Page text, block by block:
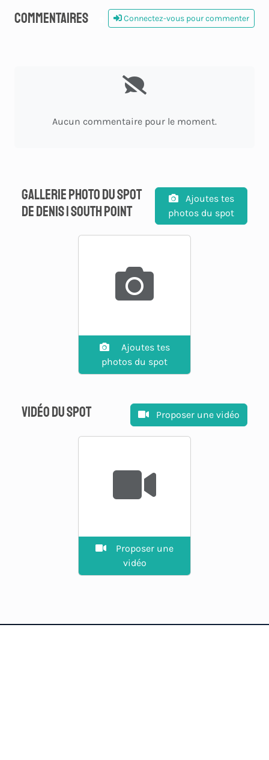
Commentaires Connectez-vous pour commenter
Aucun commentaire pour le moment.
Gallerie photo du spot
de Denis | South Point
Ajoutes tes
photos du spot
Ajoutes tes
photos du spot
Vidéo du spot Proposer une vidéo
Proposer une
vidéo